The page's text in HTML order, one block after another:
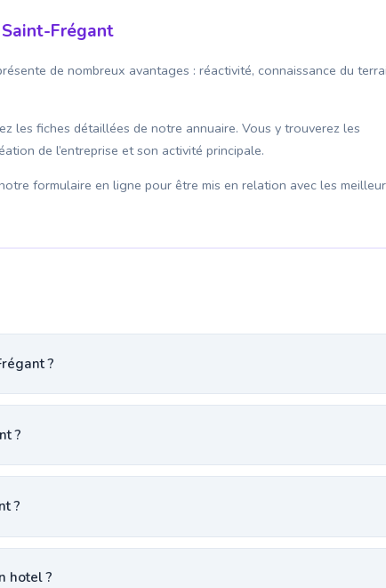
Frégant
de nombreux avantages : réactivité, connaissance du
les fiches détaillées de notre annuaire. Vous y trouverez les
de l’entreprise et son activité principale.
formulaire en ligne pour être mis en relation avec les
?
?
?
hotel ?